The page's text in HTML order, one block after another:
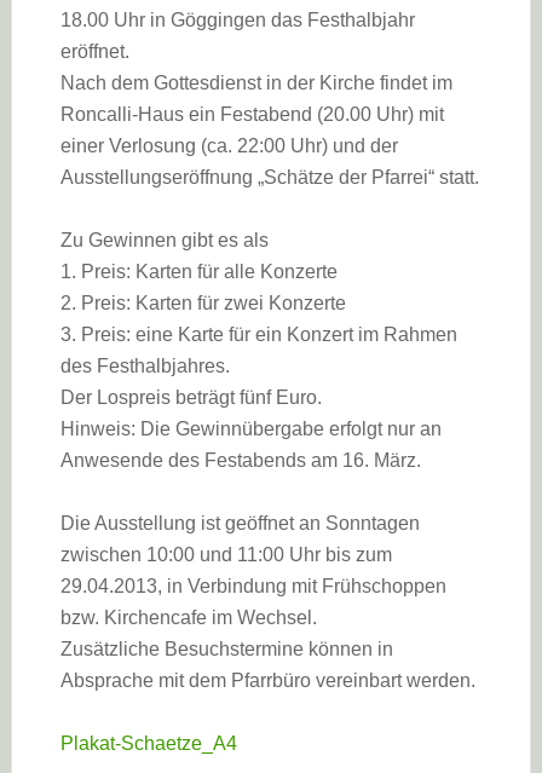
18.00 Uhr in Göggingen das Festhalbjahr
eröffnet.
Nach dem Gottesdienst in der Kirche findet im
Roncalli-Haus ein Festabend (20.00 Uhr) mit
einer Verlosung (ca. 22:00 Uhr) und der
Ausstellungseröffnung „Schätze der Pfarrei“ statt.
Zu Gewinnen gibt es als
1. Preis: Karten für alle Konzerte
2. Preis: Karten für zwei Konzerte
3. Preis: eine Karte für ein Konzert im Rahmen
des Festhalbjahres.
Der Lospreis beträgt fünf Euro.
Hinweis: Die Gewinnübergabe erfolgt nur an
Anwesende des Festabends am 16. März.
Die Ausstellung ist geöffnet an Sonntagen
zwischen 10:00 und 11:00 Uhr bis zum
29.04.2013, in Verbindung mit Frühschoppen
bzw. Kirchencafe im Wechsel.
Zusätzliche Besuchstermine können in
Absprache mit dem Pfarrbüro vereinbart werden.
Plakat-Schaetze_A4